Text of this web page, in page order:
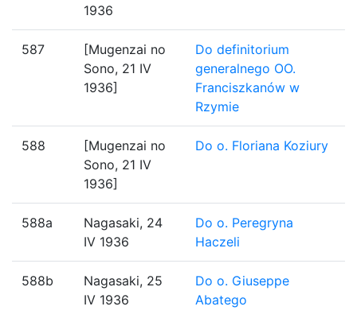
1936
587
[Mugenzai no
Sono, 21 IV
1936]
Do definitorium
generalnego OO.
Franciszkanów w
Rzymie
588
[Mugenzai no
Sono, 21 IV
1936]
Do o. Floriana Koziury
588a
Nagasaki, 24
IV 1936
Do o. Peregryna
Haczeli
588b
Nagasaki, 25
IV 1936
Do o. Giuseppe
Abatego